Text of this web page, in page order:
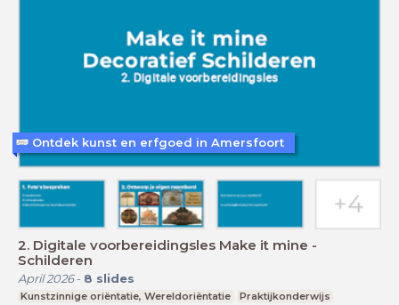
2. Digitale voorbereidingsles Make it mine -
Schilderen
April 2026- 8 slides
Kunstzinnige oriëntatie, Wereldoriëntatie
Praktijkonderwijs
Ontdek kunst en erfgoed in Amersfoort